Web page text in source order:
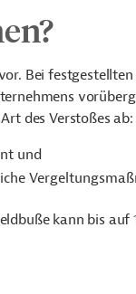
Bei
des Verstoßes ab:
und
kann bis